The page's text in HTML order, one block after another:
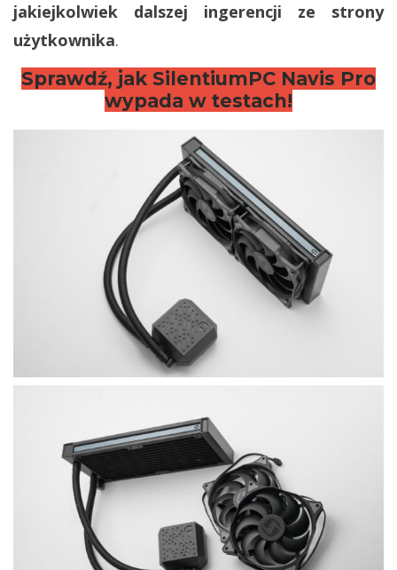
jakiejkolwiek dalszej ingerencji ze strony
użytkownika.
Sprawdź, jak SilentiumPC Navis Pro
wypada w testach!